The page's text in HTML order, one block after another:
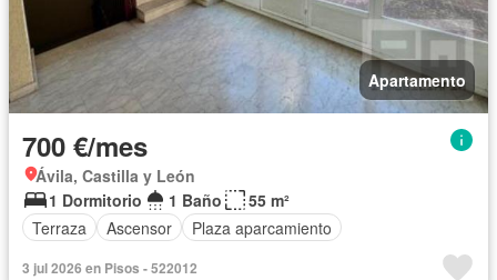
Apartamento
700 €/mes
Ávila, Castilla y León
1 Dormitorio
1 Baño
55 m²
Terraza
Ascensor Plaza aparcamiento
3 jul 2026 en Pisos - 522012